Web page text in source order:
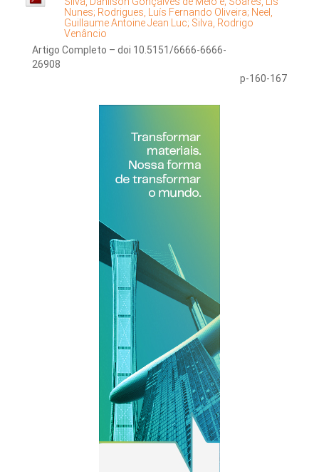
Nunes; Rodrigues, Luís Fernando Oliveira; Neel,
Guillaume Antoine Jean Luc; Silva, Rodrigo
Venâncio
Artigo Completo – doi 10.5151/6666-6666-
26908
p-160-167